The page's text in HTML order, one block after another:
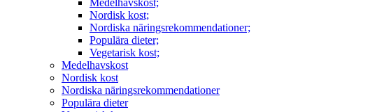
Medelhavskost;
Nordisk kost;
Nordiska näringsrekommendationer;
Populära dieter;
Vegetarisk kost;
Medelhavskost
Nordisk kost
Nordiska näringsrekommendationer
Populära dieter